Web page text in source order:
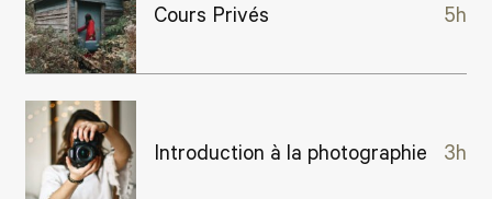
Cours Privés 5h
Introduction à la photographie 3h